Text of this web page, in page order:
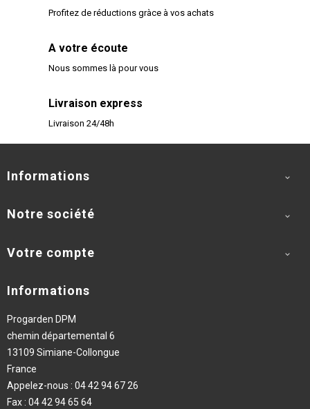
Profitez de réductions gràce à vos achats
A votre écoute
Nous sommes là pour vous
Livraison express
Livraison 24/48h
Informations 
Notre société 
Votre compte 
Informations
Progarden DPM
chemin départemental 6
13109 Simiane-Collongue
France
Appelez-nous : 04 42 94 67 26
Fax : 04 42 94 65 64